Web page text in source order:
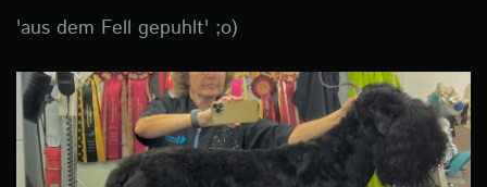
'aus dem Fell gepuhlt' ;o)